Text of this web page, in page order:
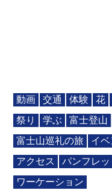
動画 交通 体験 花
祭り
学ぶ 富士登山
富士山巡礼の旅
イ
アクセス
パンフレッ
ワーケーション